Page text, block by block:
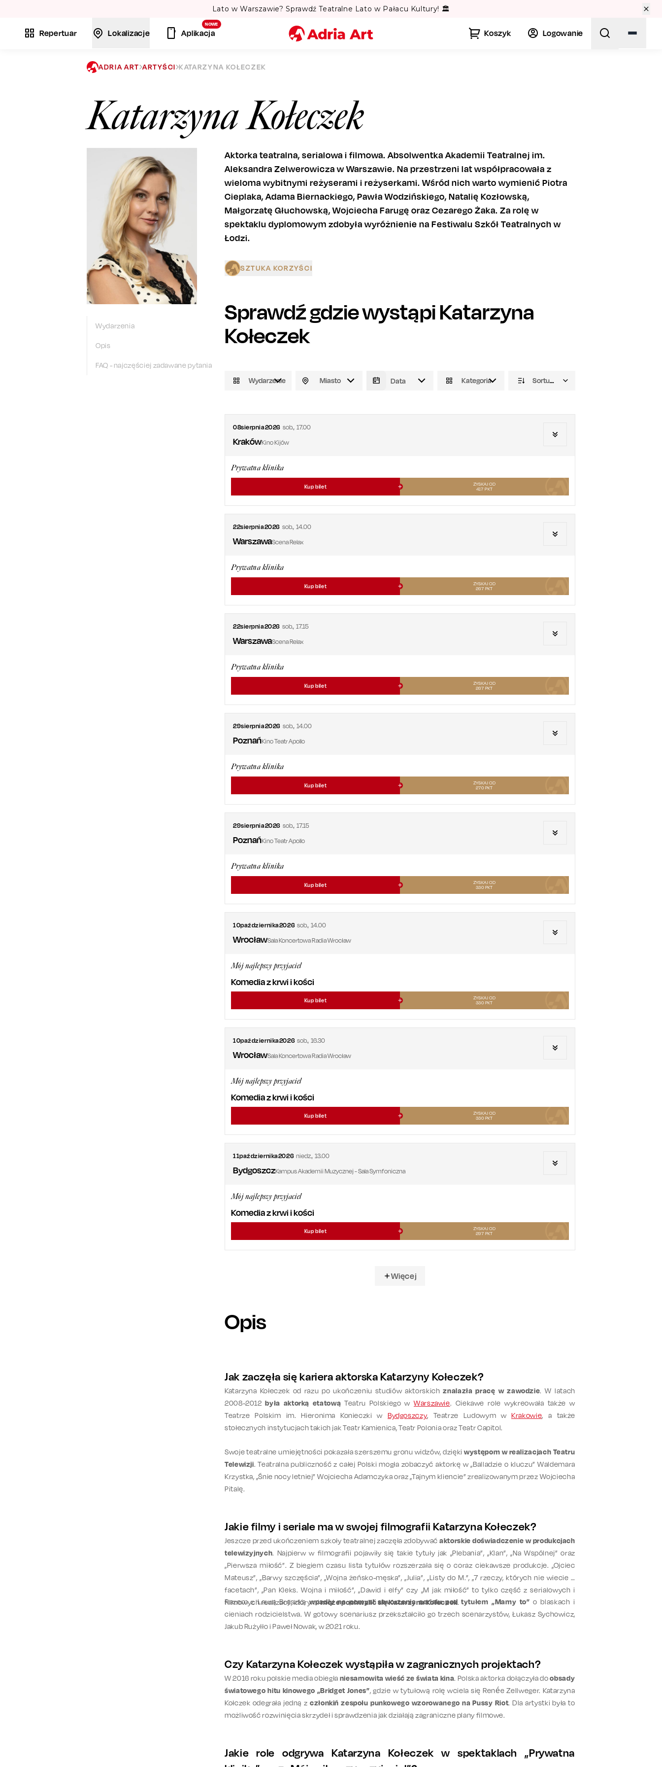
Lato w Warszawie? Sprawdź Teatralne Lato w Pałacu Kultury! 🏛️
Repertuar Lokalizacje
NOWE
Aplikacja Koszyk Logowanie
Szukaj
ADRIA ART ARTYŚCI KATARZYNA KOŁECZEK
Katarzyna Kołeczek
Wydarzenia
Opis
FAQ - najczęściej zadawane pytania
Aktorka teatralna, serialowa i filmowa. Absolwentka Akademii Teatralnej im.
Aleksandra Zelwerowicza w Warszawie. Na przestrzeni lat współpracowała z
wieloma wybitnymi reżyserami i reżyserkami. Wśród nich warto wymienić Piotra
Cieplaka, Adama Biernackiego, Pawła Wodzińskiego, Natalię Kozłowską,
Małgorzatę Głuchowską, Wojciecha Farugę oraz Cezarego Żaka. Za rolę w
spektaklu dyplomowym zdobyła wyróżnienie na Festiwalu Szkół Teatralnych w
Łodzi.
SZTUKA KORZYŚCI
Sprawdź gdzie wystąpiKatarzyna
Kołeczek
Wydarzenie Miasto Kategoria Sortuj domyślnie
08sierpnia2026 sob., 17.00
KrakówKino Kijów
Prywatna klinika
Kup bilet
ZYSKAJ OD
417 PKT
22sierpnia2026 sob., 14.00
WarszawaScena Relax
Prywatna klinika
Kup bilet
ZYSKAJ OD
267 PKT
22sierpnia2026 sob., 17.15
WarszawaScena Relax
Prywatna klinika
Kup bilet
ZYSKAJ OD
267 PKT
29sierpnia2026 sob., 14.00
PoznańKino Teatr Apollo
Prywatna klinika
Kup bilet
ZYSKAJ OD
270 PKT
29sierpnia2026 sob., 17.15
PoznańKino Teatr Apollo
Prywatna klinika
Kup bilet
ZYSKAJ OD
330 PKT
10października2026 sob.,14.00
WrocławSala Koncertowa Radia Wrocław
Mój najlepszy przyjaciel
Komedia z krwi i kości
Kup bilet
ZYSKAJ OD
330 PKT
10października2026 sob.,16.30
WrocławSala Koncertowa Radia Wrocław
Mój najlepszy przyjaciel
Komedia z krwi i kości
Kup bilet
ZYSKAJ OD
330 PKT
11października2026 niedz.,13.00
BydgoszczKampus Akademii Muzycznej - Sala Symfoniczna
Mój najlepszy przyjaciel
Komedia z krwi i kości
Kup bilet
ZYSKAJ OD
297 PKT
Więcej
Opis
Jak zaczęła się kariera aktorska Katarzyny Kołeczek?
Katarzyna Kołeczek od razu po ukończeniu studiów aktorskichznalazła pracę w zawodzie. W latach
2008-2012była aktorką etatową Teatru Polskiego wWarszawie. Ciekawe role wykreowała także w
Teatrze Polskim im. Hieronima Konieczki w Bydgoszczy, Teatrze Ludowym wKrakowie, a także
stołecznych instytucjach takich jak Teatr Kamienica, Teatr Polonia oraz Teatr Capitol.
Swoje teatralne umiejętności pokazała szerszemu gronu widzów, dziękiwystępom w realizacjach Teatru
Telewizji. Teatralna publiczność z całej Polski mogła zobaczyć aktorkę w „Balladzie o kluczu” Waldemara
Krzystka, „Śnie nocy letniej” Wojciecha Adamczyka oraz „Tajnym kliencie” zrealizowanym przez Wojciecha
Pitalę.
Jakie filmy i seriale ma w swojej filmografii Katarzyna Kołeczek?
Jeszcze przed ukończeniem szkoły teatralnej zaczęła zdobywaćaktorskie doświadczenie w produkcjach
telewizyjnych. Najpierw w filmografii pojawiły się takie tytuły jak „Plebania”, „Klan”, „Na Wspólnej” oraz
„Pierwsza miłość”. Z biegiem czasu lista tytułów rozszerzała się o coraz ciekawsze produkcje. „Ojciec
Mateusz”, „Barwy szczęścia”, „Wojna żeńsko-męska”, „Julia”, „Listy do M.”, „7 rzeczy, których nie wiecie o
facetach”, „Pan Kleks. Wojna i miłość”, „Dawid i elfy” czy „M jak miłość” to tylko część z serialowych i
filmowych realizacji, którymimoże pochwalić się Katarzyna Kołeczek.
Razem z Laurą Breszkąwpadły na pomysł stworzenia serialu pod tytułem „Mamy to” o blaskach i
cieniach rodzicielstwa. W gotowy scenariusz przekształciło go trzech scenarzystów, Łukasz Sychowicz,
Jakub Rużyłło i Paweł Nowak, w 2021 roku.
Czy Katarzyna Kołeczek wystąpiła w zagranicznych projektach?
W 2016 roku polskie media obiegła niesamowita wieść ze świata kina. Polska aktorka dołączyła doobsady
światowego hitu kinowego „Bridget Jones”, gdzie w tytułową rolę wciela się Renée Zellweger. Katarzyna
Kołczek odegrała jedną z członkiń zespołu punkowego wzorowanego na Pussy Riot. Dla artystki była to
możliwość rozwinięcia skrzydeł i sprawdzenia jak działają zagraniczne plany filmowe.
Jakie role odgrywa Katarzyna Kołeczek w spektaklach „Prywatna